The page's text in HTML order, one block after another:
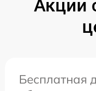
Акции
Бесплатная